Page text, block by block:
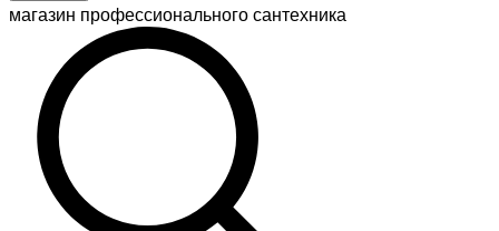
магазин профессионального сантехника